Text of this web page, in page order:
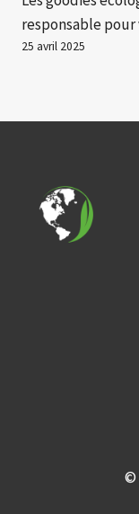
responsable pour
25 avril 2025
©